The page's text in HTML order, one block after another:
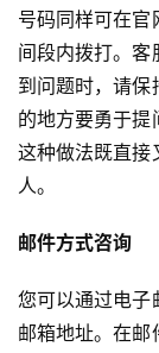
号码同样可在
间段内拨打。客
到问题时，请保
的地方要勇于提
这种做法既直接
人。
邮件方式咨询
您可以通过电子
邮箱地址。在邮